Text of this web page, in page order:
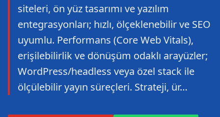
siteleri, ön yüz tasarımı ve yazılım
entegrasyonları; hızlı, ölçeklenebilir ve SEO
uyumlu. Performans (Core Web Vitals),
erişilebilirlik ve dönüşüm odaklı arayüzler;
WordPress/headless veya özel stack ile
ölçülebilir yayın süreçleri. Strateji, ür…